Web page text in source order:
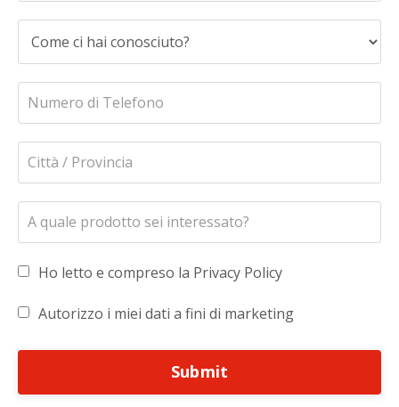
Ho letto e compreso la Privacy Policy
Autorizzo i miei dati a fini di marketing
Submit